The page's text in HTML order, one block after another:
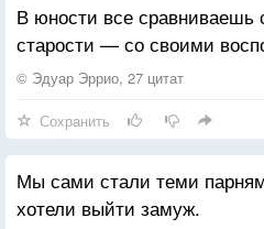
В юности все
старости — со своими
© Эдуар Эррио, 27 цитат
Сохранить
Мы сами стали теми
хотели выйти замуж.